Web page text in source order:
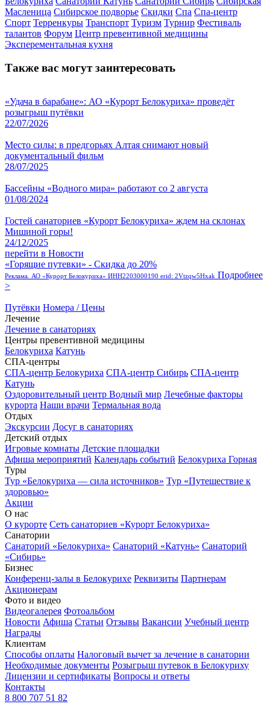
Масленица Сибирское подворье Скидки Спа Спа-центр
Спорт Терренкуры Транспорт Туризм Турнир Фестиваль
талантов Форум Центр превентивной медицины
Эксперементальная кухня
Также вас могут заинтересовать
«Удача в барабане»: АО «Курорт Белокуриха» проведёт
розыгрыш путёвки
22/07/2026
Место силы: в предгорьях Алтая снимают новый
документальный фильм
28/07/2025
Бассейны «Водного мира» работают со 2 августа
01/08/2024
Гостей санаториев «Курорт Белокуриха» ждем на склонах
Мишиной горы!
24/12/2025
перейти в Новости
«Горящие путевки» - Скидка до 20%
Реклама. АО «Курорт Белокуриха» ИНН2203000190 erid: 2Vtzqw5Hxak Подробнее
>
Путёвки Номера / Цены
Лечение
Лечение в санаториях
Центры превентивной медицины
Белокуриха Катунь
СПА-центры
СПА-центр Белокуриха СПА-центр Сибирь СПА-центр
Катунь
Оздоровительный центр Водный мир Лечебные факторы
курорта Наши врачи Термальная вода
Отдых
Экскурсии Досуг в санаториях
Детский отдых
Игровые комнаты Детские площадки
Афиша мероприятий Календарь событий Белокуриха Горная
Туры
Тур «Белокуриха — сила источников» Тур «Путешествие к
здоровью»
Акции
О нас
О курорте Сеть санаториев «Курорт Белокуриха»
Санатории
Санаторий «Белокуриха» Санаторий «Катунь» Санаторий
«Сибирь»
Бизнес
Конференц-залы в Белокурихе Реквизиты Партнерам
Акционерам
Фото и видео
Видеогалерея Фотоальбом
Новости Афиша Статьи Отзывы Вакансии Учебный центр
Награды
Клиентам
Способы оплаты Налоговый вычет за лечение в санатории
Необходимые документы Розыгрыш путевок в Белокуриху
Лицензии и сертификаты Вопросы и ответы
Контакты
8 800 707 51 82